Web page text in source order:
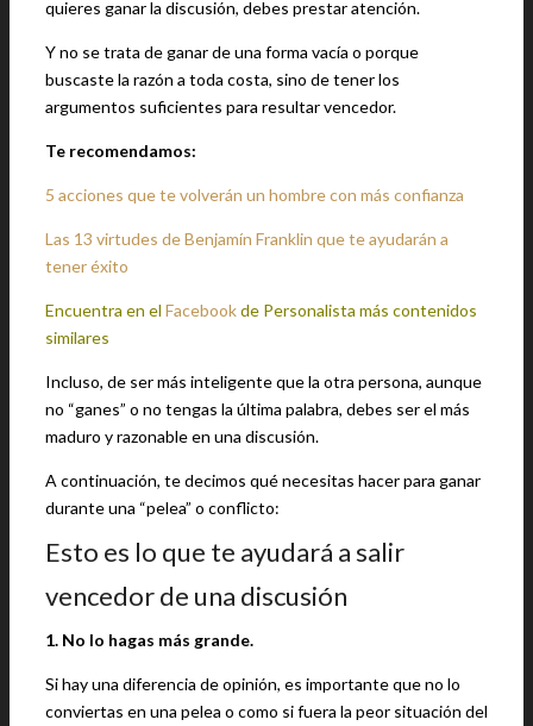
quieres ganar la discusión, debes prestar atención.
Y no se trata de ganar de una forma vacía o porque
buscaste la razón a toda costa, sino de tener los
argumentos suficientes para resultar vencedor.
Te recomendamos:
5 acciones que te volverán un hombre con más confianza
Las 13 virtudes de Benjamín Franklin que te ayudarán a
tener éxito
Encuentra en el Facebookde Personalista más contenidos
similares
Incluso, de ser más inteligente que la otra persona, aunque
no “ganes” o no tengas la última palabra, debes ser el más
maduro y razonable en una discusión.
A continuación, te decimos qué necesitas hacer para ganar
durante una “pelea” o conflicto:
Esto es lo que te ayudará a salir
vencedor de una discusión
1. No lo hagas más grande.
Si hay una diferencia de opinión, es importante que no lo
conviertas en una pelea o como si fuera la peor situación del